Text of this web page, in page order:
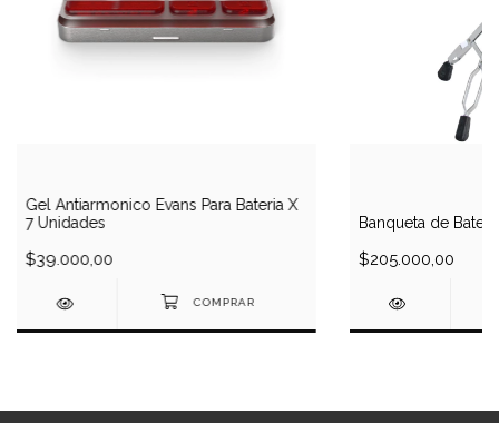
Gel Antiarmonico Evans Para Bateria X
7 Unidades
$39.000,00
Banqueta de
$205.000,00